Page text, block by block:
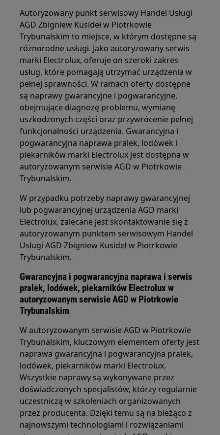
Autoryzowany punkt serwisowy Handel Usługi
AGD Zbigniew Kusideł w Piotrkowie
Trybunalskim to miejsce, w którym dostępne są
różnorodne usługi. Jako autoryzowany serwis
marki Electrolux, oferuje on szeroki zakres
usług, które pomagają utrzymać urządzenia w
pełnej sprawności. W ramach oferty dostępne
są naprawy gwarancyjne i pogwarancyjne,
obejmujące diagnozę problemu, wymianę
uszkodzonych części oraz przywrócenie pełnej
funkcjonalności urządzenia. Gwarancyjna i
pogwarancyjna naprawa pralek, lodówek i
piekarników marki Electrolux jest dostępna w
autoryzowanym serwisie AGD w Piotrkowie
Trybunalskim.
W przypadku potrzeby naprawy gwarancyjnej
lub pogwarancyjnej urządzenia AGD marki
Electrolux, zalecane jest skontaktowanie się z
autoryzowanym punktem serwisowym Handel
Usługi AGD Zbigniew Kusideł w Piotrkowie
Trybunalskim.
Gwarancyjna i pogwarancyjna naprawa i serwis
pralek, lodówek, piekarników Electrolux w
autoryzowanym serwisie AGD w Piotrkowie
Trybunalskim
W autoryzowanym serwisie AGD w Piotrkowie
Trybunalskim, kluczowym elementem oferty jest
naprawa gwarancyjna i pogwarancyjna pralek,
lodówek, piekarników marki Electrolux.
Wszystkie naprawy są wykonywane przez
doświadczonych specjalistów, którzy regularnie
uczestniczą w szkoleniach organizowanych
przez producenta. Dzięki temu są na bieżąco z
najnowszymi technologiami i rozwiązaniami